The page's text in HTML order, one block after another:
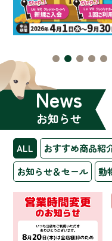
News
お知らせ
ALL おすすめ商品紹
お知らせ＆セール
動